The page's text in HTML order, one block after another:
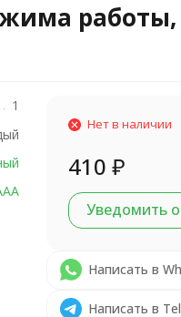
1
Нет в наличии
410 ₽
Уведомить
Написать в
Написать в